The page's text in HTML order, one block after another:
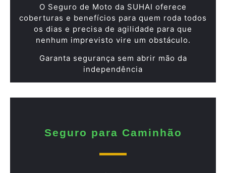
O Seguro de Moto da SUHAI oferece
coberturas e benefícios para quem roda todos
os dias e precisa de agilidade para que
nenhum imprevisto vire um obstáculo.
Garanta segurança sem abrir mão da
independência
Seguro para Caminhão